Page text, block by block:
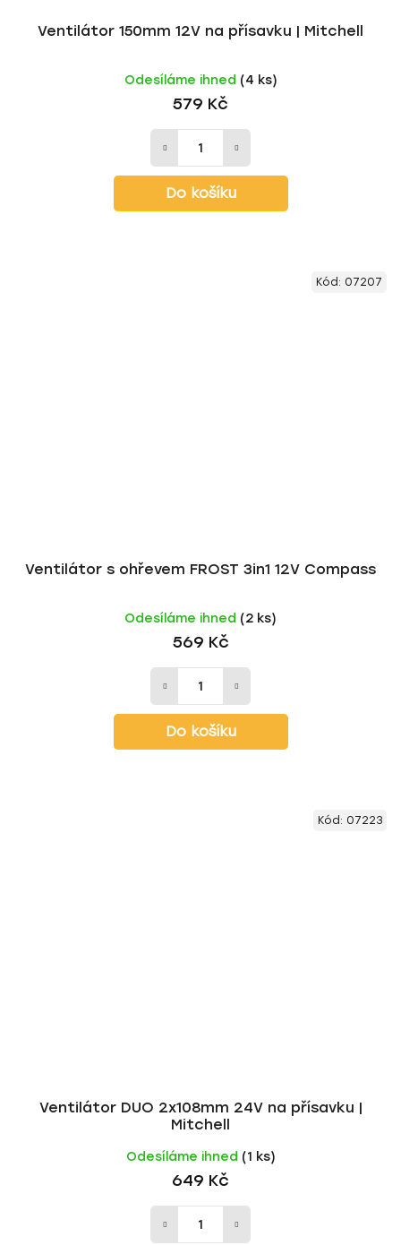
Ventilátor 150mm 12V na přísavku | Mitchell
Odesíláme ihned (4 ks)
579 Kč
Do košíku
Ventilátor s ohřevem FROST 3in1 12V Compass
Odesíláme ihned (2 ks)
569 Kč
Do košíku
Kód: 07207
Ventilátor DUO 2x108mm 24V na přísavku |
Mitchell
Odesíláme ihned (1 ks)
649 Kč
Kód: 07223